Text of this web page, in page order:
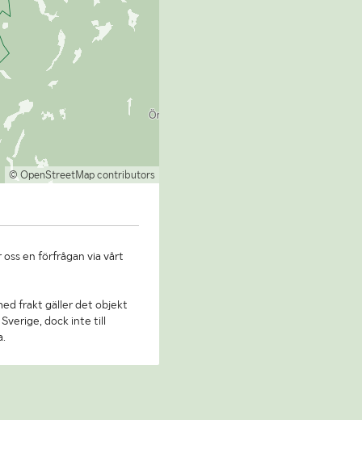
© OpenStreetMap contributors
en förfrågan via vårt
frakt gäller det objekt
dock inte till